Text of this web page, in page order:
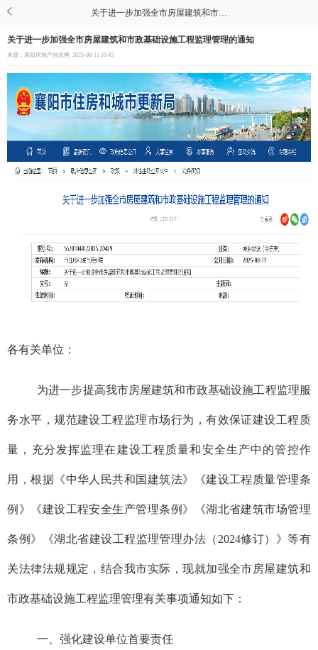
关于进一步加强全市房屋建筑和市政基础设施工程监理管理的通知
关于进一步加强全市房屋建筑和市政基础设施工程监理管理的通知
来源：襄阳房地产信息网 2025-08-11 10:45
各有关单位：
为进一步提高我市房屋建筑和市政基础设施工程监理服
务水平，规范建设工程监理市场行为，有效保证建设工程质
量，充分发挥监理在建设工程质量和安全生产中的管控作
用，根据《中华人民共和国建筑法》《建设工程质量管理条
例》《建设工程安全生产管理条例》《湖北省建筑市场管理
条例》《湖北省建设工程监理管理办法（2024修订）》等有
关法律法规规定，结合我市实际，现就加强全市房屋建筑和
市政基础设施工程监理管理有关事项通知如下：
一、强化建设单位首要责任